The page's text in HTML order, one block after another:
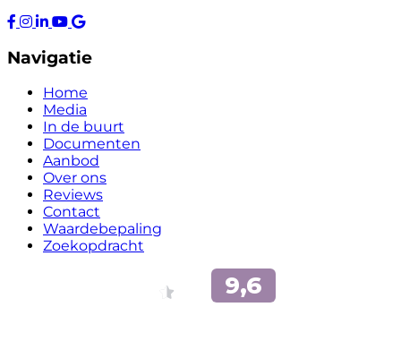
Navigatie
Home
Media
In de buurt
Documenten
Aanbod
Over ons
Reviews
Contact
Waardebepaling
Zoekopdracht